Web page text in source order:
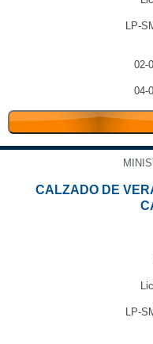
LP-
02-
04-
CALZADO DE
LP-